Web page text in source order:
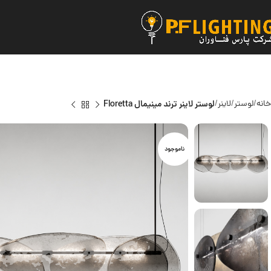
خانه لوستر لاینر لوستر لاینر ترند مینیمال Floretta
ناموجود